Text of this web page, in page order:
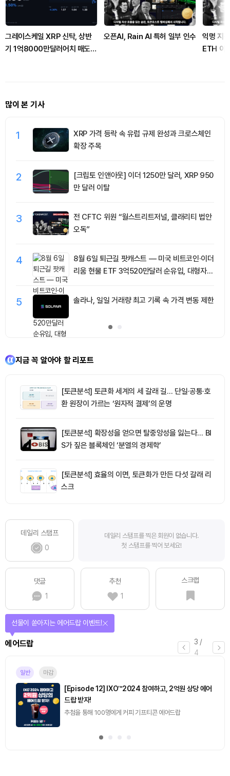
그레이스케일 XRP 신탁, 상반
기 1억8000만달러어치 매도했
오픈AI, Rain AI 특허 일부 인수
익명 지
ETH 이
많이 본 기사
1
XRP 가격 등락 속 유럽 규제 완성과 크로스체인
확장 주목
2
[크립토 인앤아웃] 이더 1250만 달러, XRP 950
만 달러 이탈
3
전 CFTC 위원 “월스트리트저널, 클래리티 법안
오독”
4
8월 6일 퇴근길 팟캐스트 — 미국 비트코인·이더
리움 현물 ETF 3억520만달러 순유입, 대형자산
5 솔라나, 일일 거래량 최고 기록 속 가격 변동 제한
지금 꼭 알아야 할 리포트
[토큰분석] 토큰화 세계의 세 갈래 길… 단일·공통·호
환 원장이 가르는 ‘원자적 결제’의 운명
[토큰분석] 확장성을 얻으면 탈중앙성을 잃는다… BI
S가 짚은 블록체인 ‘분열의 경제학’
[토큰분석] 효율의 이면, 토큰화가 만든 다섯 갈래 리
스크
데일리 스탬프
0
데일리 스탬프를 찍은 회원이 없습니다.
첫 스탬프를 찍어 보세요!
댓글
1
추천
1
스크랩
3 /
4
에어드랍
선물이 쏟아지는 에어드랍 이벤트!
일반 마감
[Episode 12] IXO™2024 참여하고, 2억원 상당 에어
드랍 받자!
추첨을 통해 100명에게 커피 기프티콘 에어드랍